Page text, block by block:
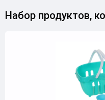
Набор продуктов,